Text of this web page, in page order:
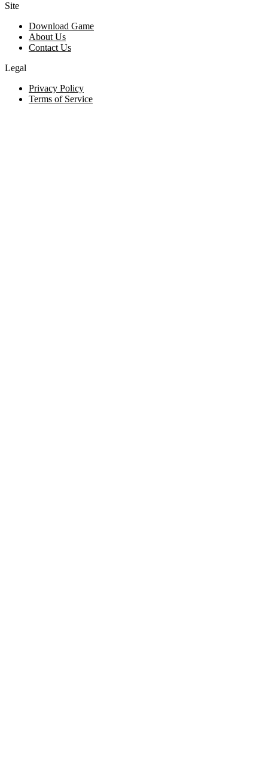
Site
Download Game
About Us
Contact Us
Legal
Privacy Policy
Terms of Service